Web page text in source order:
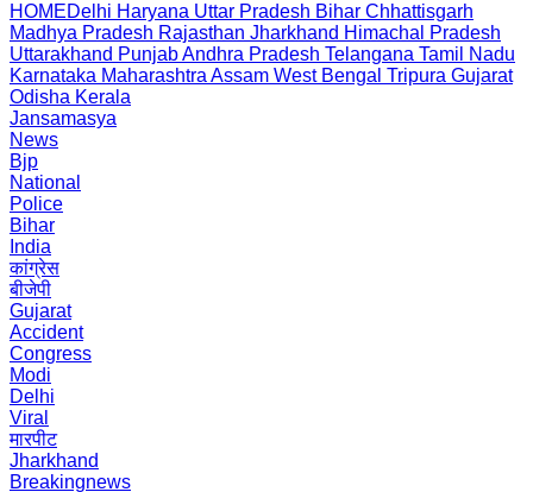
HOMEDelhi Haryana Uttar Pradesh Bihar Chhattisgarh
Madhya Pradesh Rajasthan Jharkhand Himachal Pradesh
Uttarakhand PunjabAndhra Pradesh Telangana Tamil Nadu
Karnataka Maharashtra Assam West Bengal Tripura Gujarat
Odisha Kerala
Jansamasya
News
Bjp
National
Police
Bihar
India
कांग्रेस
बीजेपी
Gujarat
Accident
Congress
Modi
Delhi
Viral
मारपीट
Jharkhand
Breakingnews